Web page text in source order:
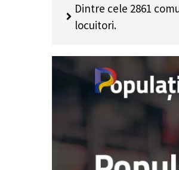
Dintre cele 2861
locuitori.